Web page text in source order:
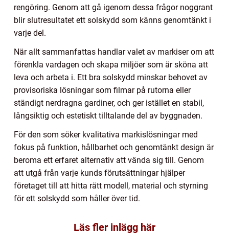
rengöring. Genom att gå igenom dessa frågor noggrant
blir slutresultatet ett solskydd som känns genomtänkt i
varje del.
När allt sammanfattas handlar valet av markiser om att
förenkla vardagen och skapa miljöer som är sköna att
leva och arbeta i. Ett bra solskydd minskar behovet av
provisoriska lösningar som filmar på rutorna eller
ständigt nerdragna gardiner, och ger istället en stabil,
långsiktig och estetiskt tilltalande del av byggnaden.
För den som söker kvalitativa markislösningar med
fokus på funktion, hållbarhet och genomtänkt design är
beroma ett erfaret alternativ att vända sig till. Genom
att utgå från varje kunds förutsättningar hjälper
företaget till att hitta rätt modell, material och styrning
för ett solskydd som håller över tid.
Läs fler inlägg här